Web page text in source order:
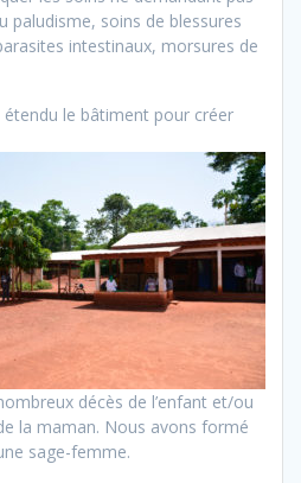
paludisme, soins de blessures
intestinaux, morsures de
le bâtiment pour créer
décès de l’enfant et/ou
la maman. Nous avons formé
sage-femme.